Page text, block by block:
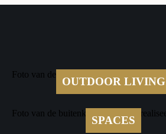
OUTDOOR LIVING
SPACES